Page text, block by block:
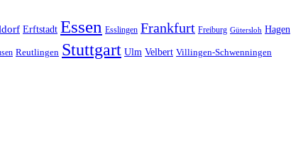
Erftstadt Essen Esslingen Frankfurt Freiburg Gütersloh Hagen
Reutlingen Stuttgart Ulm Velbert Villingen-Schwenningen